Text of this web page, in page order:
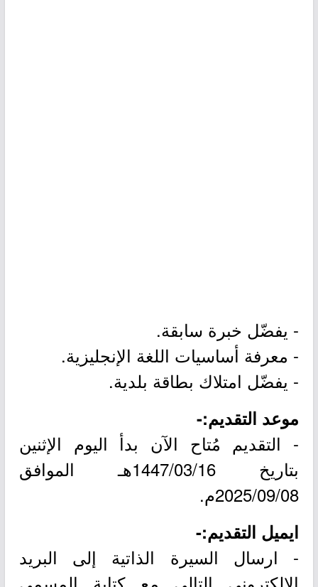
- يفضّل خبرة سابقة.
- معرفة أساسيات اللغة الإنجليزية.
- يفضّل امتلاك بطاقة بلدية.
موعد التقديم:-
- التقديم مُتاح الآن بدأ اليوم الإثنين
بتاريخ 1447/03/16هـ الموافق
2025/09/08م.
ايميل التقديم:-
- ارسال السيرة الذاتية إلى البريد